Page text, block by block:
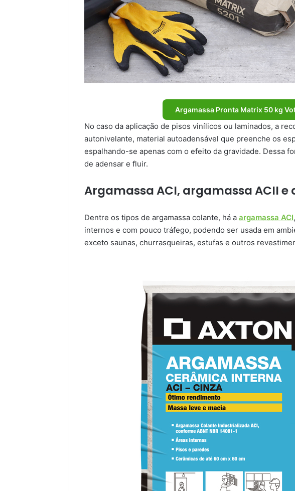
Argamassa Pronta Matrix 50 kg
No caso da aplicação de pisos vinílicos ou laminados, a
autonivelante, material autoadensável que preenche os
espalhando-se apenas com o efeito da gravidade. Dessa
de adensar e fluir.
Argamassa ACI, argamassa ACII e
Dentre os tipos de argamassa colante, há a argamassa ACI
internos e com pouco tráfego, podendo ser usada em
exceto saunas, churrasqueiras, estufas e outros